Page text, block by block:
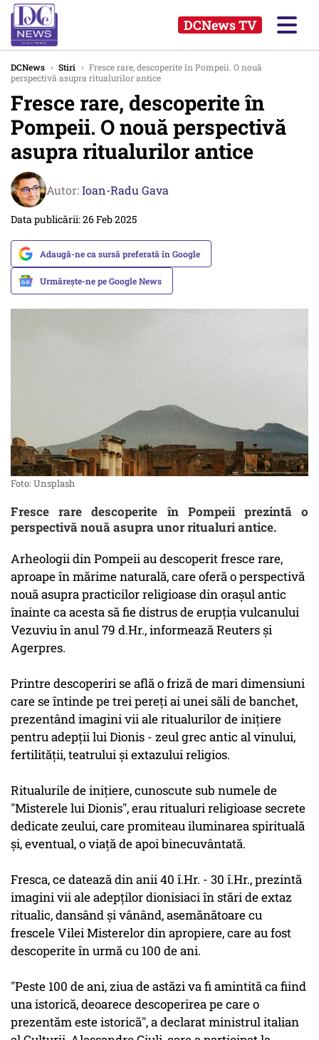
DCNews TV
DCNews › Stiri › Fresce rare, descoperite în Pompeii. O nouă
perspectivă asupra ritualurilor antice
Fresce rare, descoperite în
Pompeii. O nouă perspectivă
asupra ritualurilor antice
Autor:Ioan-Radu Gava
Data publicării: 26 Feb 2025
Adaugă-ne ca sursă preferată în Google
Urmărește-ne pe Google News
Foto: Unsplash
Fresce rare descoperite în Pompeii prezintă o
perspectivă nouă asupra unor ritualuri antice.
Arheologii din Pompeii au descoperit fresce rare,
aproape în mărime naturală, care oferă o perspectivă
nouă asupra practicilor religioase din oraşul antic
înainte ca acesta să fie distrus de erupţia vulcanului
Vezuviu în anul 79 d.Hr., informează Reuters și
Agerpres.
Printre descoperiri se află o friză de mari dimensiuni
care se întinde pe trei pereţi ai unei săli de banchet,
prezentând imagini vii ale ritualurilor de iniţiere
pentru adepţii lui Dionis - zeul grec antic al vinului,
fertilităţii, teatrului şi extazului religios.
Ritualurile de iniţiere, cunoscute sub numele de
"Misterele lui Dionis", erau ritualuri religioase secrete
dedicate zeului, care promiteau iluminarea spirituală
şi, eventual, o viaţă de apoi binecuvântată.
Fresca, ce datează din anii 40 î.Hr. - 30 î.Hr., prezintă
imagini vii ale adepţilor dionisiaci în stări de extaz
ritualic, dansând şi vânând, asemănătoare cu
frescele Vilei Misterelor din apropiere, care au fost
descoperite în urmă cu 100 de ani.
"Peste 100 de ani, ziua de astăzi va fi amintită ca fiind
una istorică, deoarece descoperirea pe care o
prezentăm este istorică", a declarat ministrul italian